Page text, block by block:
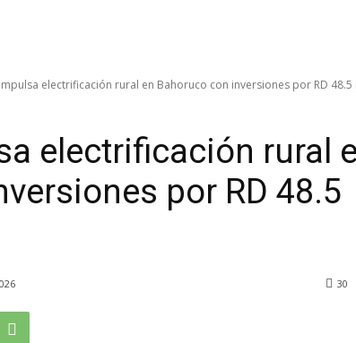
electrificación rural en Bahoruco con inversiones por RD
electrificación rural
por RD 48.5
30